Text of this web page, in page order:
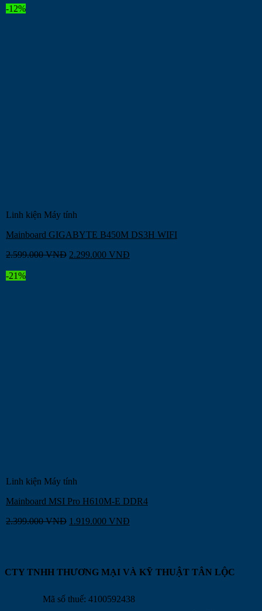
-12%
Linh kiện Máy tính
Mainboard GIGABYTE B450M DS3H WIFI
2.599.000VNĐ 2.299.000 VNĐ
-21%
Linh kiện Máy tính
Mainboard MSI Pro H610M-E DDR4
2.399.000VNĐ 1.919.000 VNĐ
CTY TNHH THƯƠNG MẠI VÀ KỸ THUẬT TÂN LỘC
Mã số thuế: 4100592438